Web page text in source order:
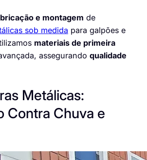
e montagem de
sob medida para galpões e
materiais de primeira
assegurando qualidade
Metálicas:
Contra Chuva e